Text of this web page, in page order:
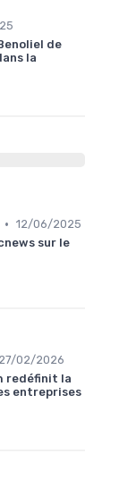
de
la
• 12/06/2025
sur le
27/02/2026
redéfinit la
entreprises